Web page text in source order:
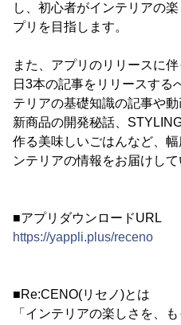
し、初心者がインテリアの
プリを目指します。
また、アプリのリリースに
日3本の記事をリリースする
テリアの基礎知識の記事や
新商品の開発秘話、
作る美味しいごはんなど、
ンテリアの情報をお届けして
■アプリダウンロードURL
https://yappli.plus/receno
■Re:CENO(リセノ)とは
「インテリアの楽しさを、